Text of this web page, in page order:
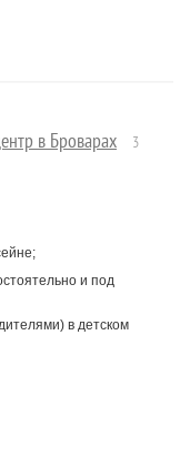
в Броварах
3
и под
в детском